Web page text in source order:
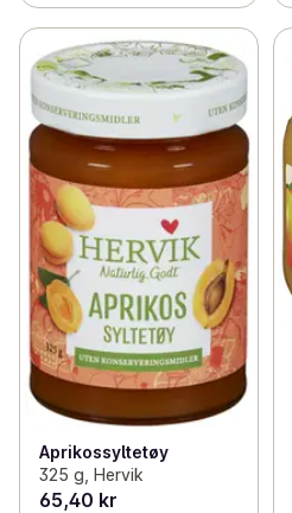
Aprikossyltetøy
325 g, Hervik
65,40 kr